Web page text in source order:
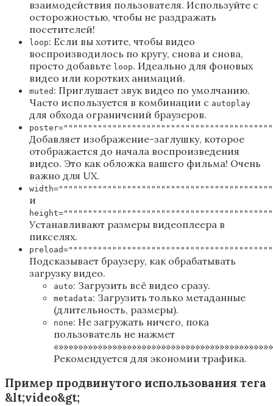
взаимодействия пользователя. Используйте с
осторожностью, чтобы не раздражать
посетителей!
loop: Если вы хотите, чтобы видео
воспроизводилось по кругу, снова и снова,
просто добавьте loop. Идеально для фоновых
видео или коротких анимаций.
muted : Приглушает звук видео по умолчанию.
Часто используется в комбинации с autoplay
для обхода ограничений браузеров.
Добавляет изображение-заглушку, которое
отображается до начала воспроизведения
видео. Это как обложка вашего фильма! Очень
важно для UX.
и
Устанавливают размеры видеоплеера в
пикселях.
Подсказывает браузеру, как обрабатывать
загрузку видео.
auto: Загрузить всё видео сразу.
metadata: Загрузить только метаданные
(длительность, размеры).
none: Не загружать ничего, пока
пользователь не нажмет
Рекомендуется для экономии трафика.
Пример продвинутого использования тега
&lt;video&gt;